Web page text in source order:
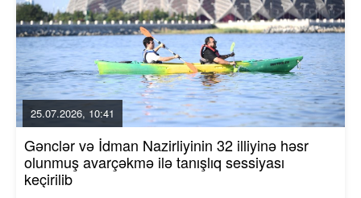
25.07.2026, 10:41
Gənclər və İdman Nazirliyinin 32 illiyinə həsr
olunmuş avarçəkmə ilə tanışlıq sessiyası
keçirilib